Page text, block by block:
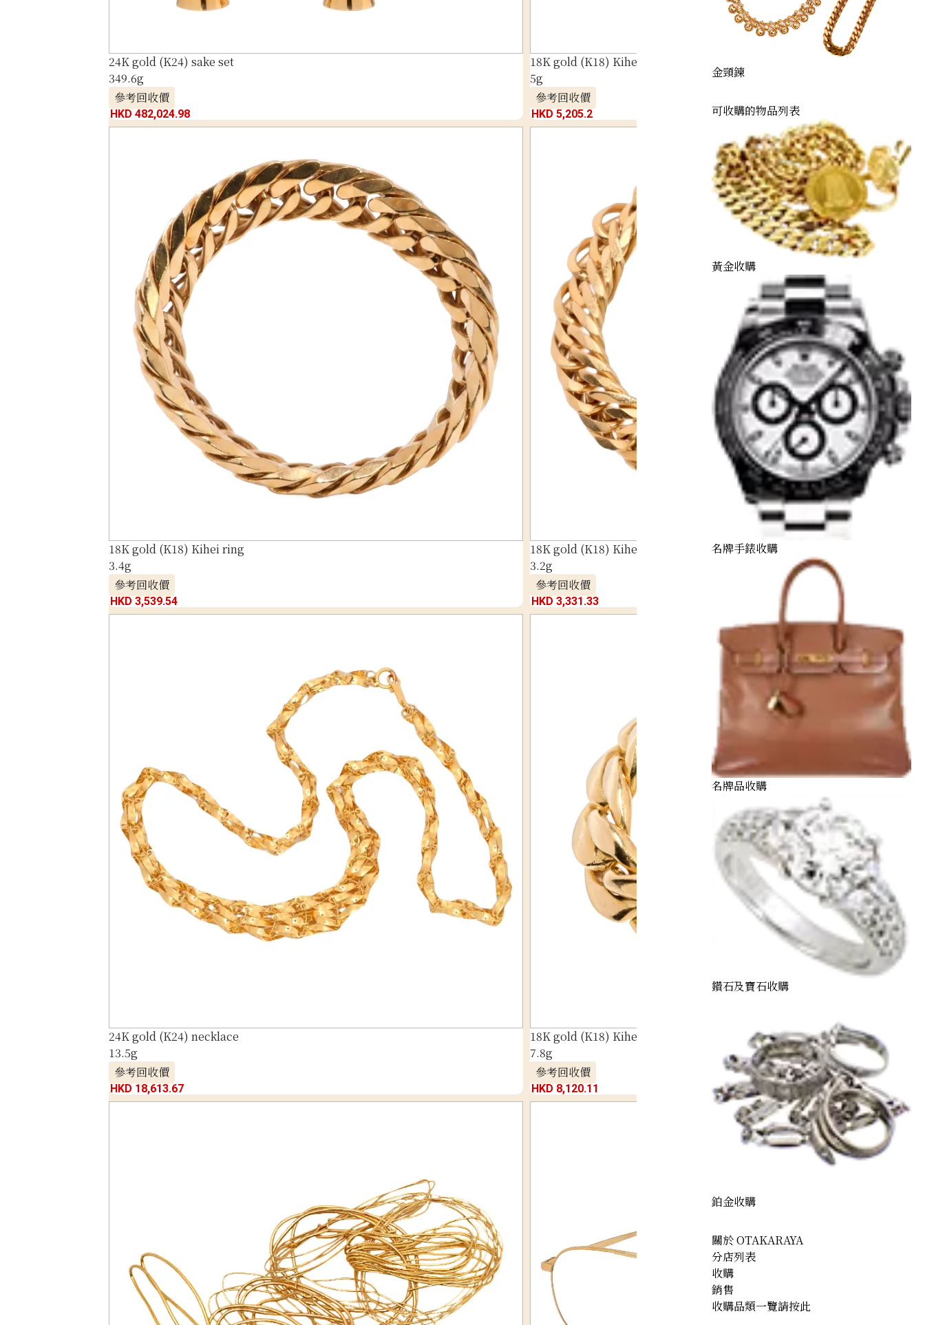
24K gold (K24) sake set
349.6g
參考回收價
HKD 482,024.98
18K gold (K18) Kihei ring
5g
參考回收價
HKD 5,205.2
18K gold (K18) Kihei ring
3.4g
參考回收價
HKD 3,539.54
18K gold (K18) Kihei ring
3.2g
參考回收價
HKD 3,331.33
24K gold (K24) necklace
13.5g
參考回收價
HKD 18,613.67
18K gold (K18) Kihei ring
7.8g
參考回收價
HKD 8,120.11
金頸鍊
可收購的物品列表
黃金收購
名牌手錶收購
名牌品收購
鑽石及寶石收購
鉑金收購
關於 OTAKARAYA
分店列表
收購
銷售
收購品類一覽請按此